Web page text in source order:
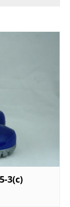
3(c)